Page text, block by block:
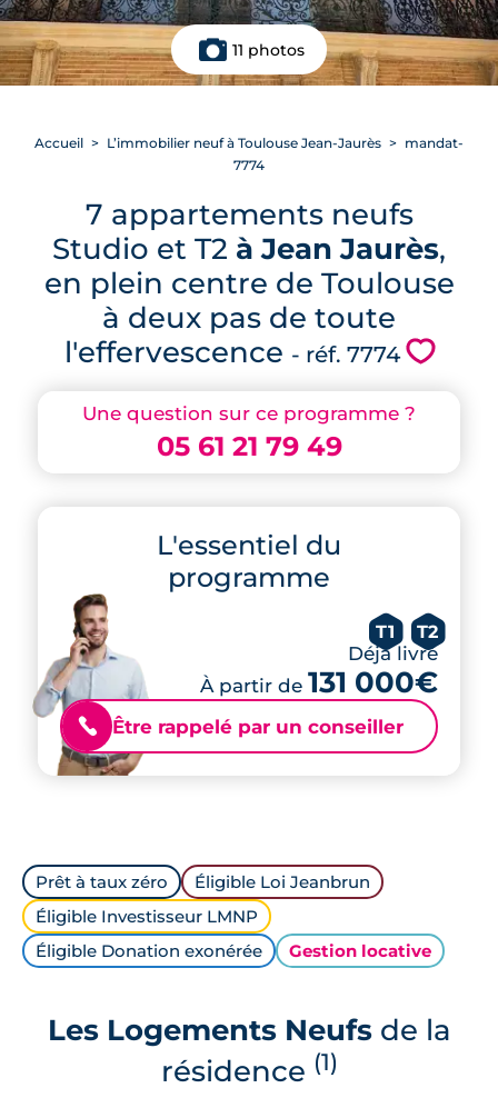
11 photos
Une question sur ce programme ?
05 61 21 79 49
L'essentiel du
programme
T1 T2
Déjà livré
À partir de 131 000€
📞 Être rappelé par un conseiller
Accueil L’immobilier neuf à Toulouse Jean-Jaurès
mandat-
7774
7 appartements neufs
Studio et T2 à Jean Jaurès,
en plein centre de Toulouse
à deux pas de toute
l'effervescence - réf. 7774 💗
Prêt à taux zéro
Éligible Loi Jeanbrun
Éligible Investisseur LMNP
Éligible Donation exonérée
Gestion locative
Les Logements Neufsde la
résidence (1)